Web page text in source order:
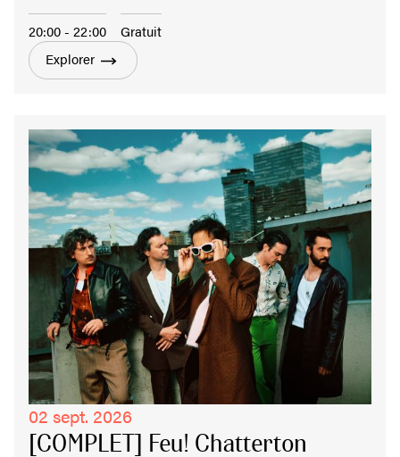
20:00 - 22:00
Gratuit
Explorer
02 sept. 2026
[COMPLET] Feu! Chatterton